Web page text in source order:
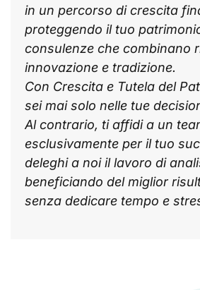
in un percorso di crescita
proteggendo il tuo
consulenze che combinano
innovazione e tradizione.
Con Crescita e Tutela del
sei mai solo nelle tue
Al contrario, ti affidi a un
esclusivamente per il tuo
deleghi a noi il lavoro di
beneficiando del miglior
senza dedicare tempo e